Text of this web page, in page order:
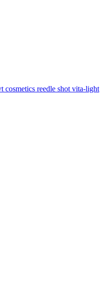
reedle shot vita-light